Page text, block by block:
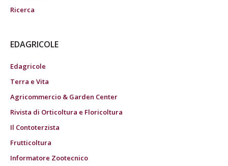
Ricerca
EDAGRICOLE
Edagricole
Terra e Vita
Agricommercio & Garden Center
Rivista di Orticoltura e Floricoltura
Il Contoterzista
Frutticoltura
Informatore Zootecnico